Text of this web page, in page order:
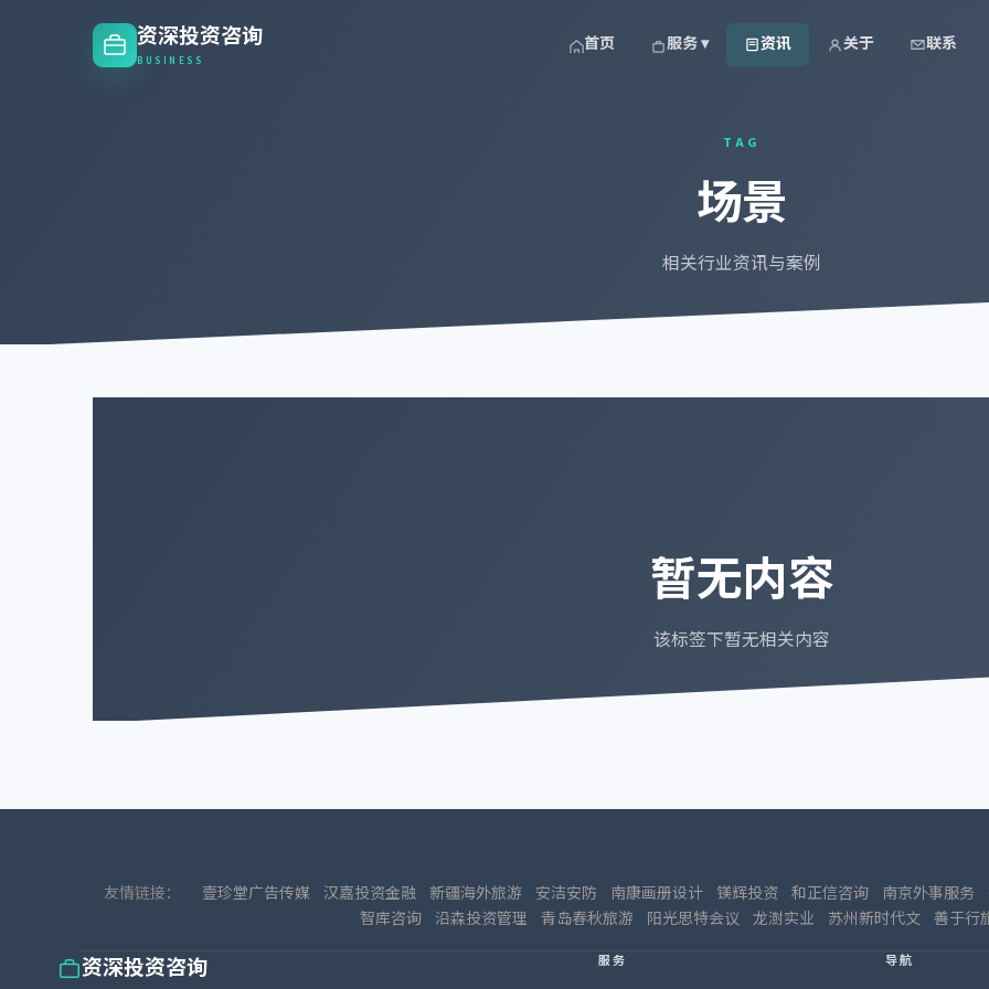
资深投资咨询
BUSINESS
首页 服务 ▾ 资讯 关于 联系
TAG
场景
相关行业资讯与案例
暂无内容
该标签下暂无相关内容
友情链接： 壹珍堂广告传媒 汉嘉投资金融 新疆海外旅游 安洁安防 南康画册设计 镁辉投资 和正信咨询 南京外事服务
智库咨询
沿森投资管理 青岛春秋旅游 阳光思特会议 龙澍实业 苏州新时代文 善于行
资深投资咨询 服务 导航